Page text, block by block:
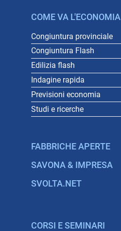
COME VA L'ECONOMIA
Congiuntura provinciale
Congiuntura Flash
Edilizia flash
Indagine rapida
Previsioni economia
Studi e ricerche
FABBRICHE APERTE
SAVONA & IMPRESA
SVOLTA.NET
CORSI E SEMINARI